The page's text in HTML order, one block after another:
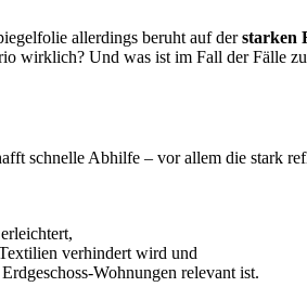
allerdings beruht auf derstarken
wirklich? Und was ist im Fall der Fälle
schnelle Abhilfe – vor allem die stark
verhindert wird und
Wohnungen relevant ist.